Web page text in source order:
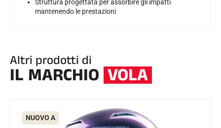
Struttura progettata per assorbire gli impatti
mantenendo le prestazioni
Altri prodotti di
IL MARCHIO VOLA
NUOVO A